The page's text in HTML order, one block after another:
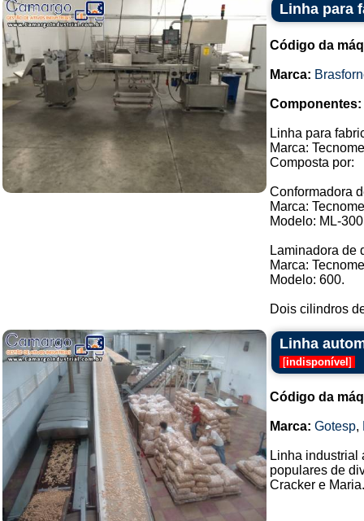
Linha para
Código da
Marca:
Componentes:
Linha para
Marca:
Composta por:
Conformadora
Marca:
Modelo: ML-
Laminadora de
Marca:
Modelo: 600.
Dois cilindros
Linha
[indisponível ]
Código da
Marca: Gotesp,
Linha industrial
populares de
Cracker e